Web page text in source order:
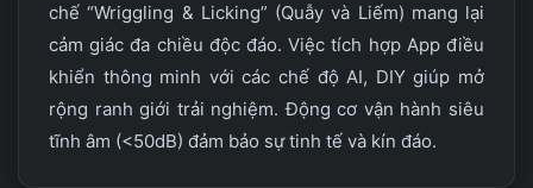
chế “Wriggling & Licking” (Quẫy và Liếm) mang lại
cảm giác đa chiều độc đáo. Việc tích hợp App điều
khiển thông minh với các chế độ AI, DIY giúp mở
rộng ranh giới trải nghiệm. Động cơ vận hành siêu
tĩnh âm (<50dB) đảm bảo sự tinh tế và kín đáo.